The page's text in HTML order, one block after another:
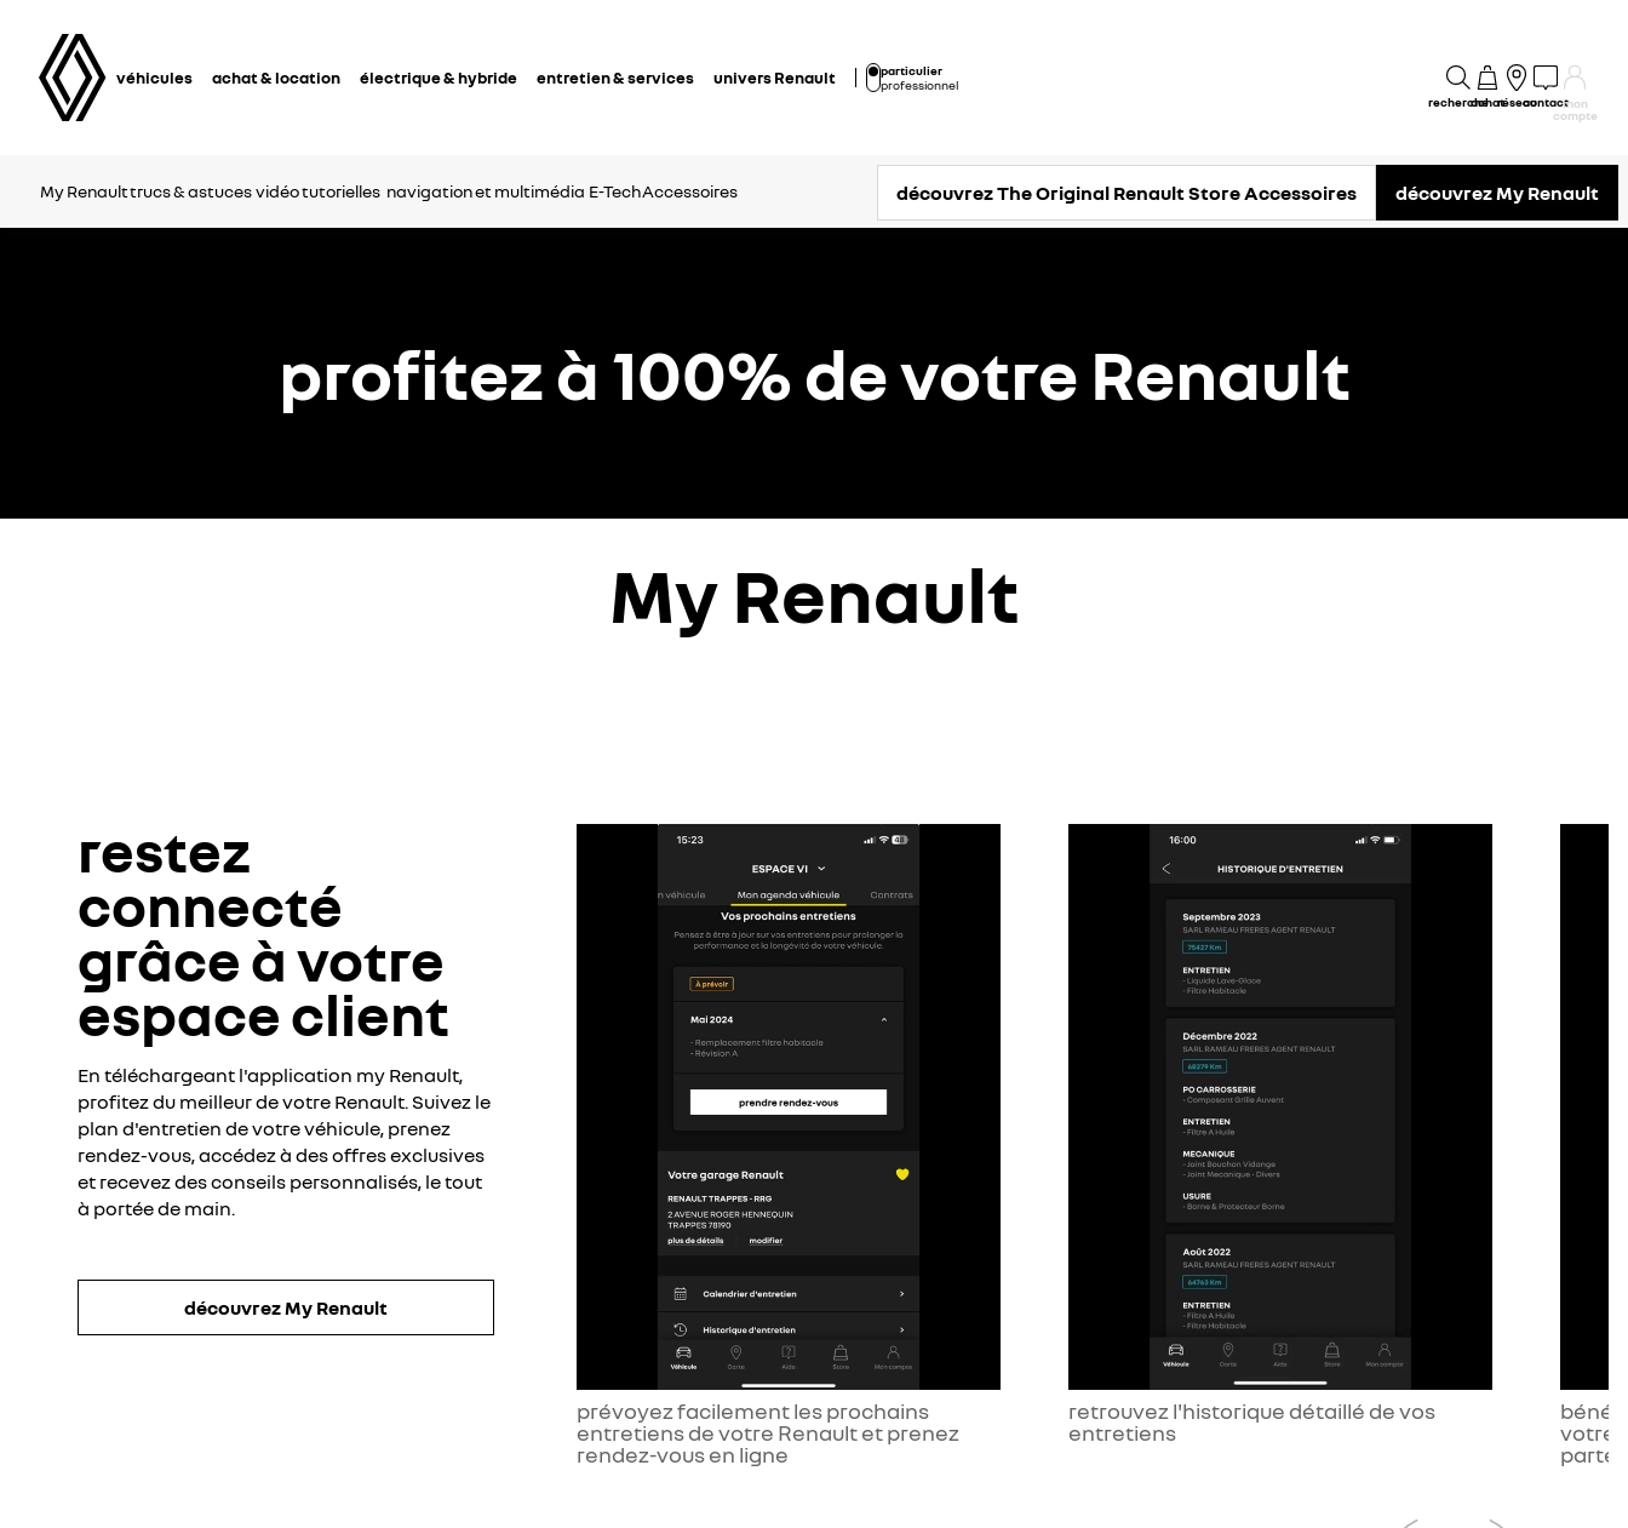
véhicules achat & location électrique & hybride entretien & services univers Renault
particulier
professionnel
rechercheachatréseaucontactmon
compte
My Renaulttrucs & astuces vidéo tutorielles navigation et multimédia E-TechAccessoires découvrez The Original Renault Store Accessoires découvrez My Renault
profitez à 100% de votre Renault
My Renault
restez
connecté
grâce à votre
espace client
En téléchargeant l'application my Renault,
profitez du meilleur de votre Renault. Suivez le
plan d'entretien de votre véhicule, prenez
rendez-vous, accédez à des offres exclusives
et recevez des conseils personnalisés, le tout
à portée de main.
découvrez My Renault
prévoyez facilement les prochains
entretiens de votre Renault et prenez
rendez-vous en ligne
retrouvez l'historique détaillé de vos
entretiens
votre